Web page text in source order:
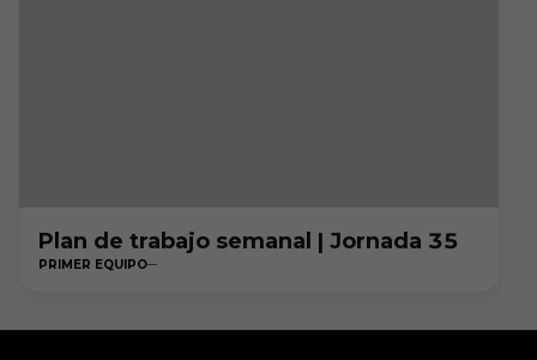
Plan de trabajo semanal | Jornada 35
PRIMER EQUIPO